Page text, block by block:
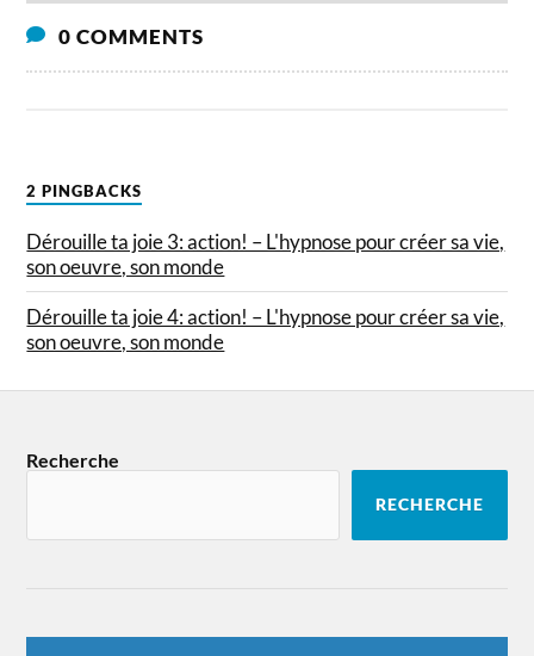
0 COMMENTS
2 PINGBACKS
Dérouille ta joie 3: action! – L'hypnose pour créer sa vie,
son oeuvre, son monde
Dérouille ta joie 4: action! – L'hypnose pour créer sa vie,
son oeuvre, son monde
Recherche
RECHERCHE